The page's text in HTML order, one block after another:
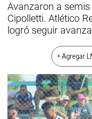
Avanzaron a
Cipolletti. Atlético
logró seguir
+ Agregar